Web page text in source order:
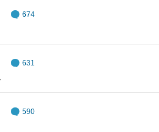
674
631
590